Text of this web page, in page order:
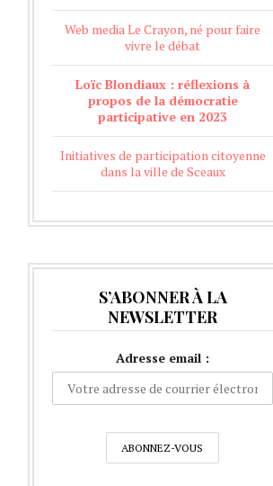
Web media Le Crayon, né pour faire
vivre le débat
Loïc Blondiaux : réflexions à
propos de la démocratie
participative en 2023
Initiatives de participation citoyenne
dans la ville de Sceaux
S’ABONNER À LA
NEWSLETTER
Adresse email :